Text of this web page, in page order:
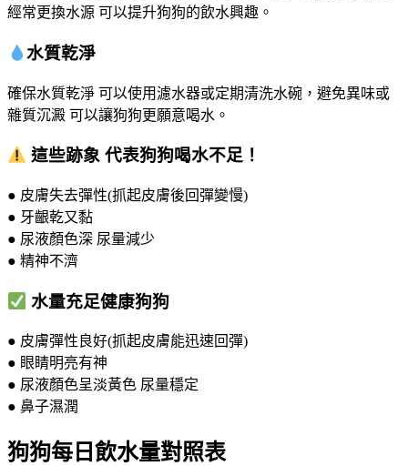
經常更換水源 可以提升狗狗的飲水興趣。
水質乾淨
確保水質乾淨 可以使用濾水器或定期清洗水碗，避免異味或
雜質沉澱 可以讓狗狗更願意喝水。
這些跡象 代表狗狗喝水不足！
● 皮膚失去彈性(抓起皮膚後回彈變慢)
● 牙齦乾又黏
● 尿液顏色深 尿量減少
● 精神不濟
水量充足健康狗狗
● 皮膚彈性良好(抓起皮膚能迅速回彈)
● 眼睛明亮有神
● 尿液顏色呈淡黃色 尿量穩定
● 鼻子濕潤
狗狗每日飲水量對照表